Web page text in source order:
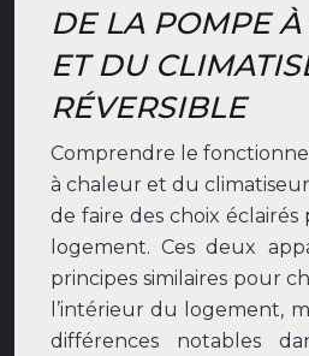
DE LA POMPE
ET DU
RÉVERSIBLE
Comprendre le
à chaleur et du
de faire des choix
logement. Ces deux
principes similaires pour
l’intérieur du logement,
différences notables